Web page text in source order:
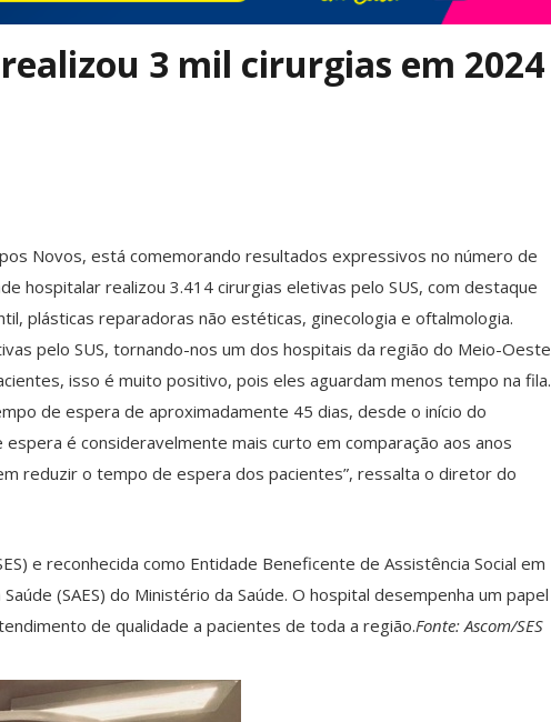
3 mil cirurgias em 2024
Novos, está comemorando resultados expressivos no número de
hospitalar realizou 3.414 cirurgias eletivas pelo SUS, com destaque
plásticas reparadoras não estéticas, ginecologia e oftalmologia.
pelo SUS, tornando-nos um dos hospitais da região do Meio-Oeste
isso é muito positivo, pois eles aguardam menos tempo na fila.
de espera de aproximadamente 45 dias, desde o início do
é consideravelmente mais curto em comparação aos anos
reduzir o tempo de espera dos pacientes”, ressalta o diretor do
e reconhecida como Entidade Beneficente de Assistência Social em
(SAES) do Ministério da Saúde. O hospital desempenha um papel
de qualidade a pacientes de toda a região.Fonte: Ascom/SES